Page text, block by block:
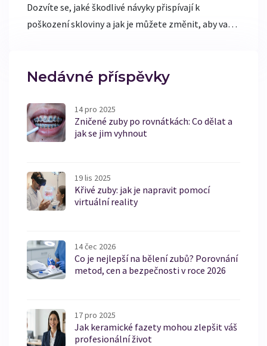
Dozvíte se, jaké škodlivé návyky přispívají k
poškození skloviny a jak je můžete změnit, aby vaše
pomoci obnovit zdraví vašich zubů.
Nedávné příspěvky
14 pro 2025
Zničené zuby po rovnátkách: Co dělat a
jak se jim vyhnout
19 lis 2025
Křivé zuby: jak je napravit pomocí
virtuální reality
14 čec 2026
Co je nejlepší na bělení zubů? Porovnání
metod, cen a bezpečnosti v roce 2026
17 pro 2025
Jak keramické fazety mohou zlepšit váš
profesionální život